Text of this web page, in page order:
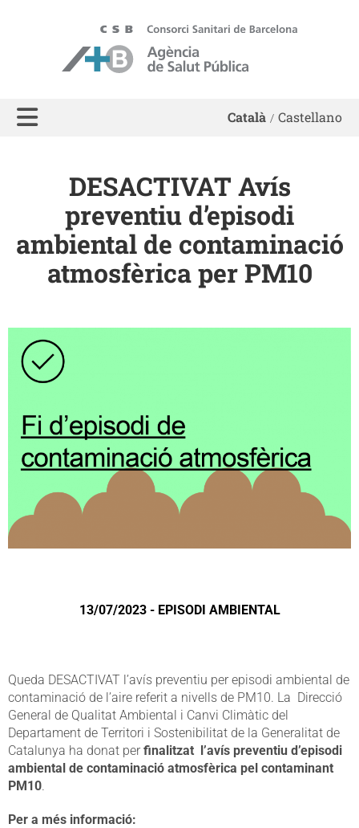
ASPB - Agència de Salut Pública de Barcelona
Català Castellano
DESACTIVAT Avís
preventiu d’episodi
ambiental de contaminació
atmosfèrica per PM10
13/07/2023 - EPISODI AMBIENTAL
Queda DESACTIVAT l’avís preventiu per episodi ambiental de
contaminació de l’aire referit a nivells de PM10. La Direcció
General de Qualitat Ambiental i Canvi Climàtic del
Departament de Territori i Sostenibilitat de la Generalitat de
Catalunya ha donat per finalitzat l’avís preventiu d’episodi
ambiental de contaminació atmosfèrica pel contaminant
PM10.
Per a més informació: